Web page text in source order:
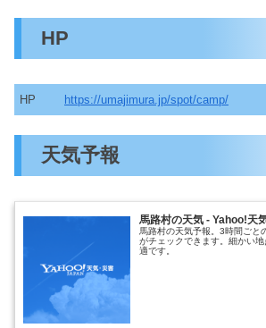
HP
HP https://umajimura.jp/spot/camp/
天気予報
馬路村の天気 - Yahoo!天
馬路村の天気予報。3時間ごと
がチェックできます。細かい
適です。